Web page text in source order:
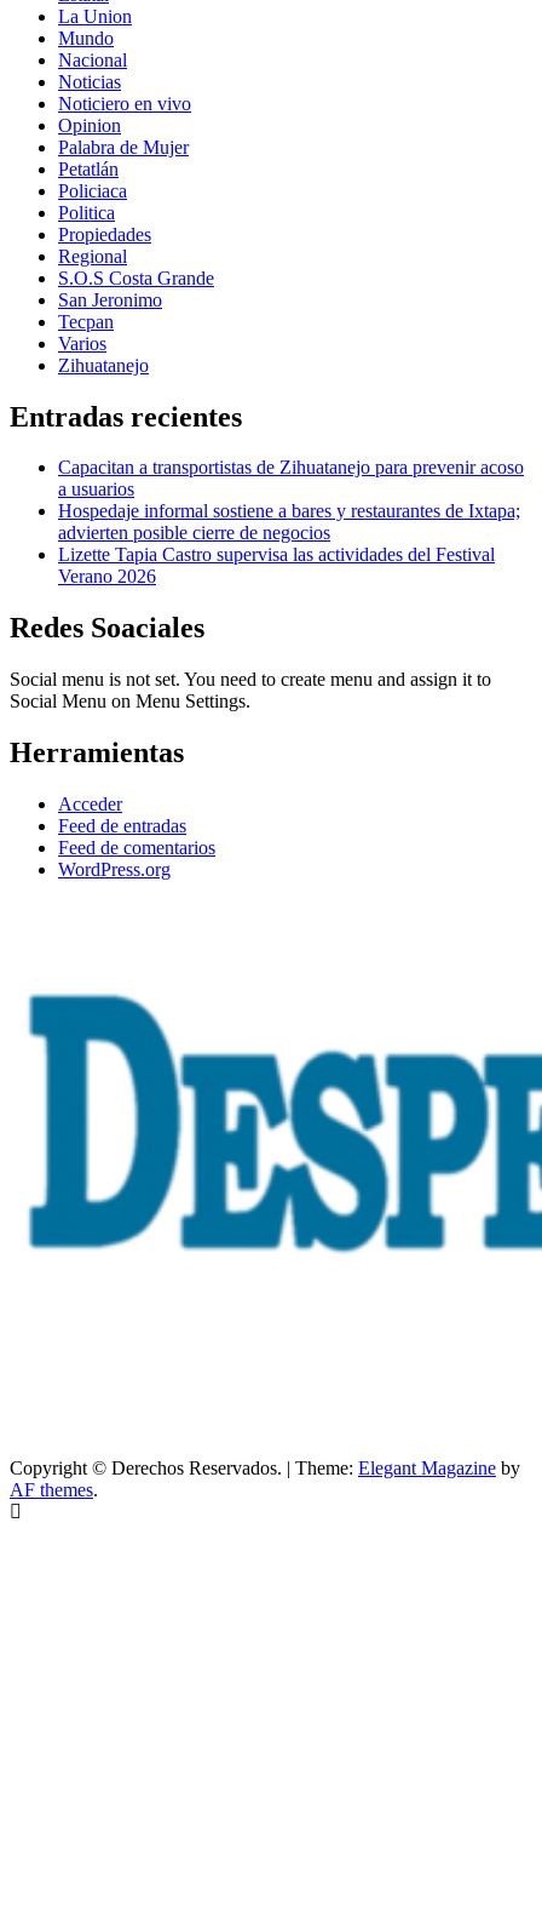
La Union
Mundo
Nacional
Noticias
Noticiero en vivo
Opinion
Palabra de Mujer
Petatlán
Policiaca
Politica
Propiedades
Regional
S.O.S Costa Grande
San Jeronimo
Tecpan
Varios
Zihuatanejo
Entradas recientes
Capacitan a transportistas de Zihuatanejo para prevenir acoso
a usuarios
Hospedaje informal sostiene a bares y restaurantes de Ixtapa;
advierten posible cierre de negocios
Lizette Tapia Castro supervisa las actividades del Festival
Verano 2026
Redes Soaciales
Social menu is not set. You need to create menu and assign it to
Social Menu on Menu Settings.
Herramientas
Acceder
Feed de entradas
Feed de comentarios
WordPress.org
Copyright © Derechos Reservados. | Theme: Elegant Magazine by
AF themes.